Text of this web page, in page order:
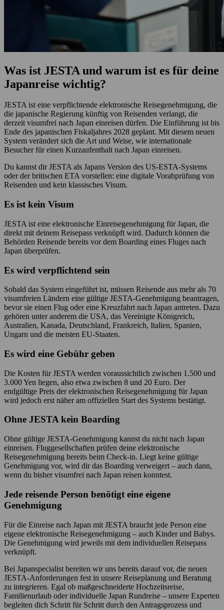
Was ist JESTA und warum ist es für deine
Japanreise wichtig?
JESTA ist eine verpflichtende elektronische Reisegenehmigung, die
die japanische Regierung künftig von Reisenden verlangt, die
derzeit visumfrei nach Japan einreisen dürfen. Die Einführung ist bis
Ende des japanischen Fiskaljahres 2028 geplant. Mit diesem neuen
System verändert sich die Art und Weise, wie internationale
Besucher für einen Kurzaufenthalt nach Japan einreisen.
Du kannst dir JESTA als Japans Version des US-ESTA-Systems
oder der britischen ETA vorstellen: eine digitale Vorabprüfung von
Reisenden und kein klassisches Visum.
Es ist kein Visum
JESTA ist eine elektronische Einreisegenehmigung für Japan, die
direkt mit deinem Reisepass verknüpft wird. Dadurch können die
Behörden Reisende bereits vor dem Boarding eines Fluges nach
Japan überprüfen.
Es wird verpflichtend sein
Sobald das System eingeführt ist, müssen Reisende aus mehr als 70
visumfreien Ländern eine gültige JESTA-Genehmigung beantragen,
bevor sie einen Flug oder eine Kreuzfahrt nach Japan antreten. Dazu
gehören unter anderem die USA, das Vereinigte Königreich,
Australien, Kanada, Deutschland, Frankreich, Italien, Spanien,
Ungarn und die meisten EU-Staaten.
Es wird eine Gebühr geben
Die Kosten für JESTA werden voraussichtlich zwischen 1.500 und
3.000 Yen liegen, also etwa zwischen 8 und 20 Euro. Der
endgültige Preis der elektronischen Reisegenehmigung für Japan
wird jedoch erst näher am offiziellen Start des Systems bestätigt.
Ohne JESTA kein Boarding
Ohne gültige JESTA-Genehmigung kannst du nicht nach Japan
einreisen. Fluggesellschaften prüfen deine elektronische
Reisegenehmigung bereits beim Check-in. Liegt keine gültige
Genehmigung vor, wird dir das Boarding verweigert – auch dann,
wenn du bisher visumfrei nach Japan reisen konntest.
Jede reisende Person benötigt eine eigene
Genehmigung
Für die Einreise nach Japan mit JESTA braucht jede Person eine
eigene elektronische Reisegenehmigung – auch Kinder und Babys.
Die Genehmigung wird jeweils mit dem individuellen Reisepass
verknüpft.
Bei Japanspecialist bereiten wir uns bereits darauf vor, die neuen
JESTA-Anforderungen fest in unsere Reiseplanung und Beratung
zu integrieren. Egal ob maßgeschneiderte Hochzeitsreise,
Familienurlaub oder individuelle Japan Rundreise – unsere Experten
begleiten dich Schritt für Schritt durch den Antragsprozess und